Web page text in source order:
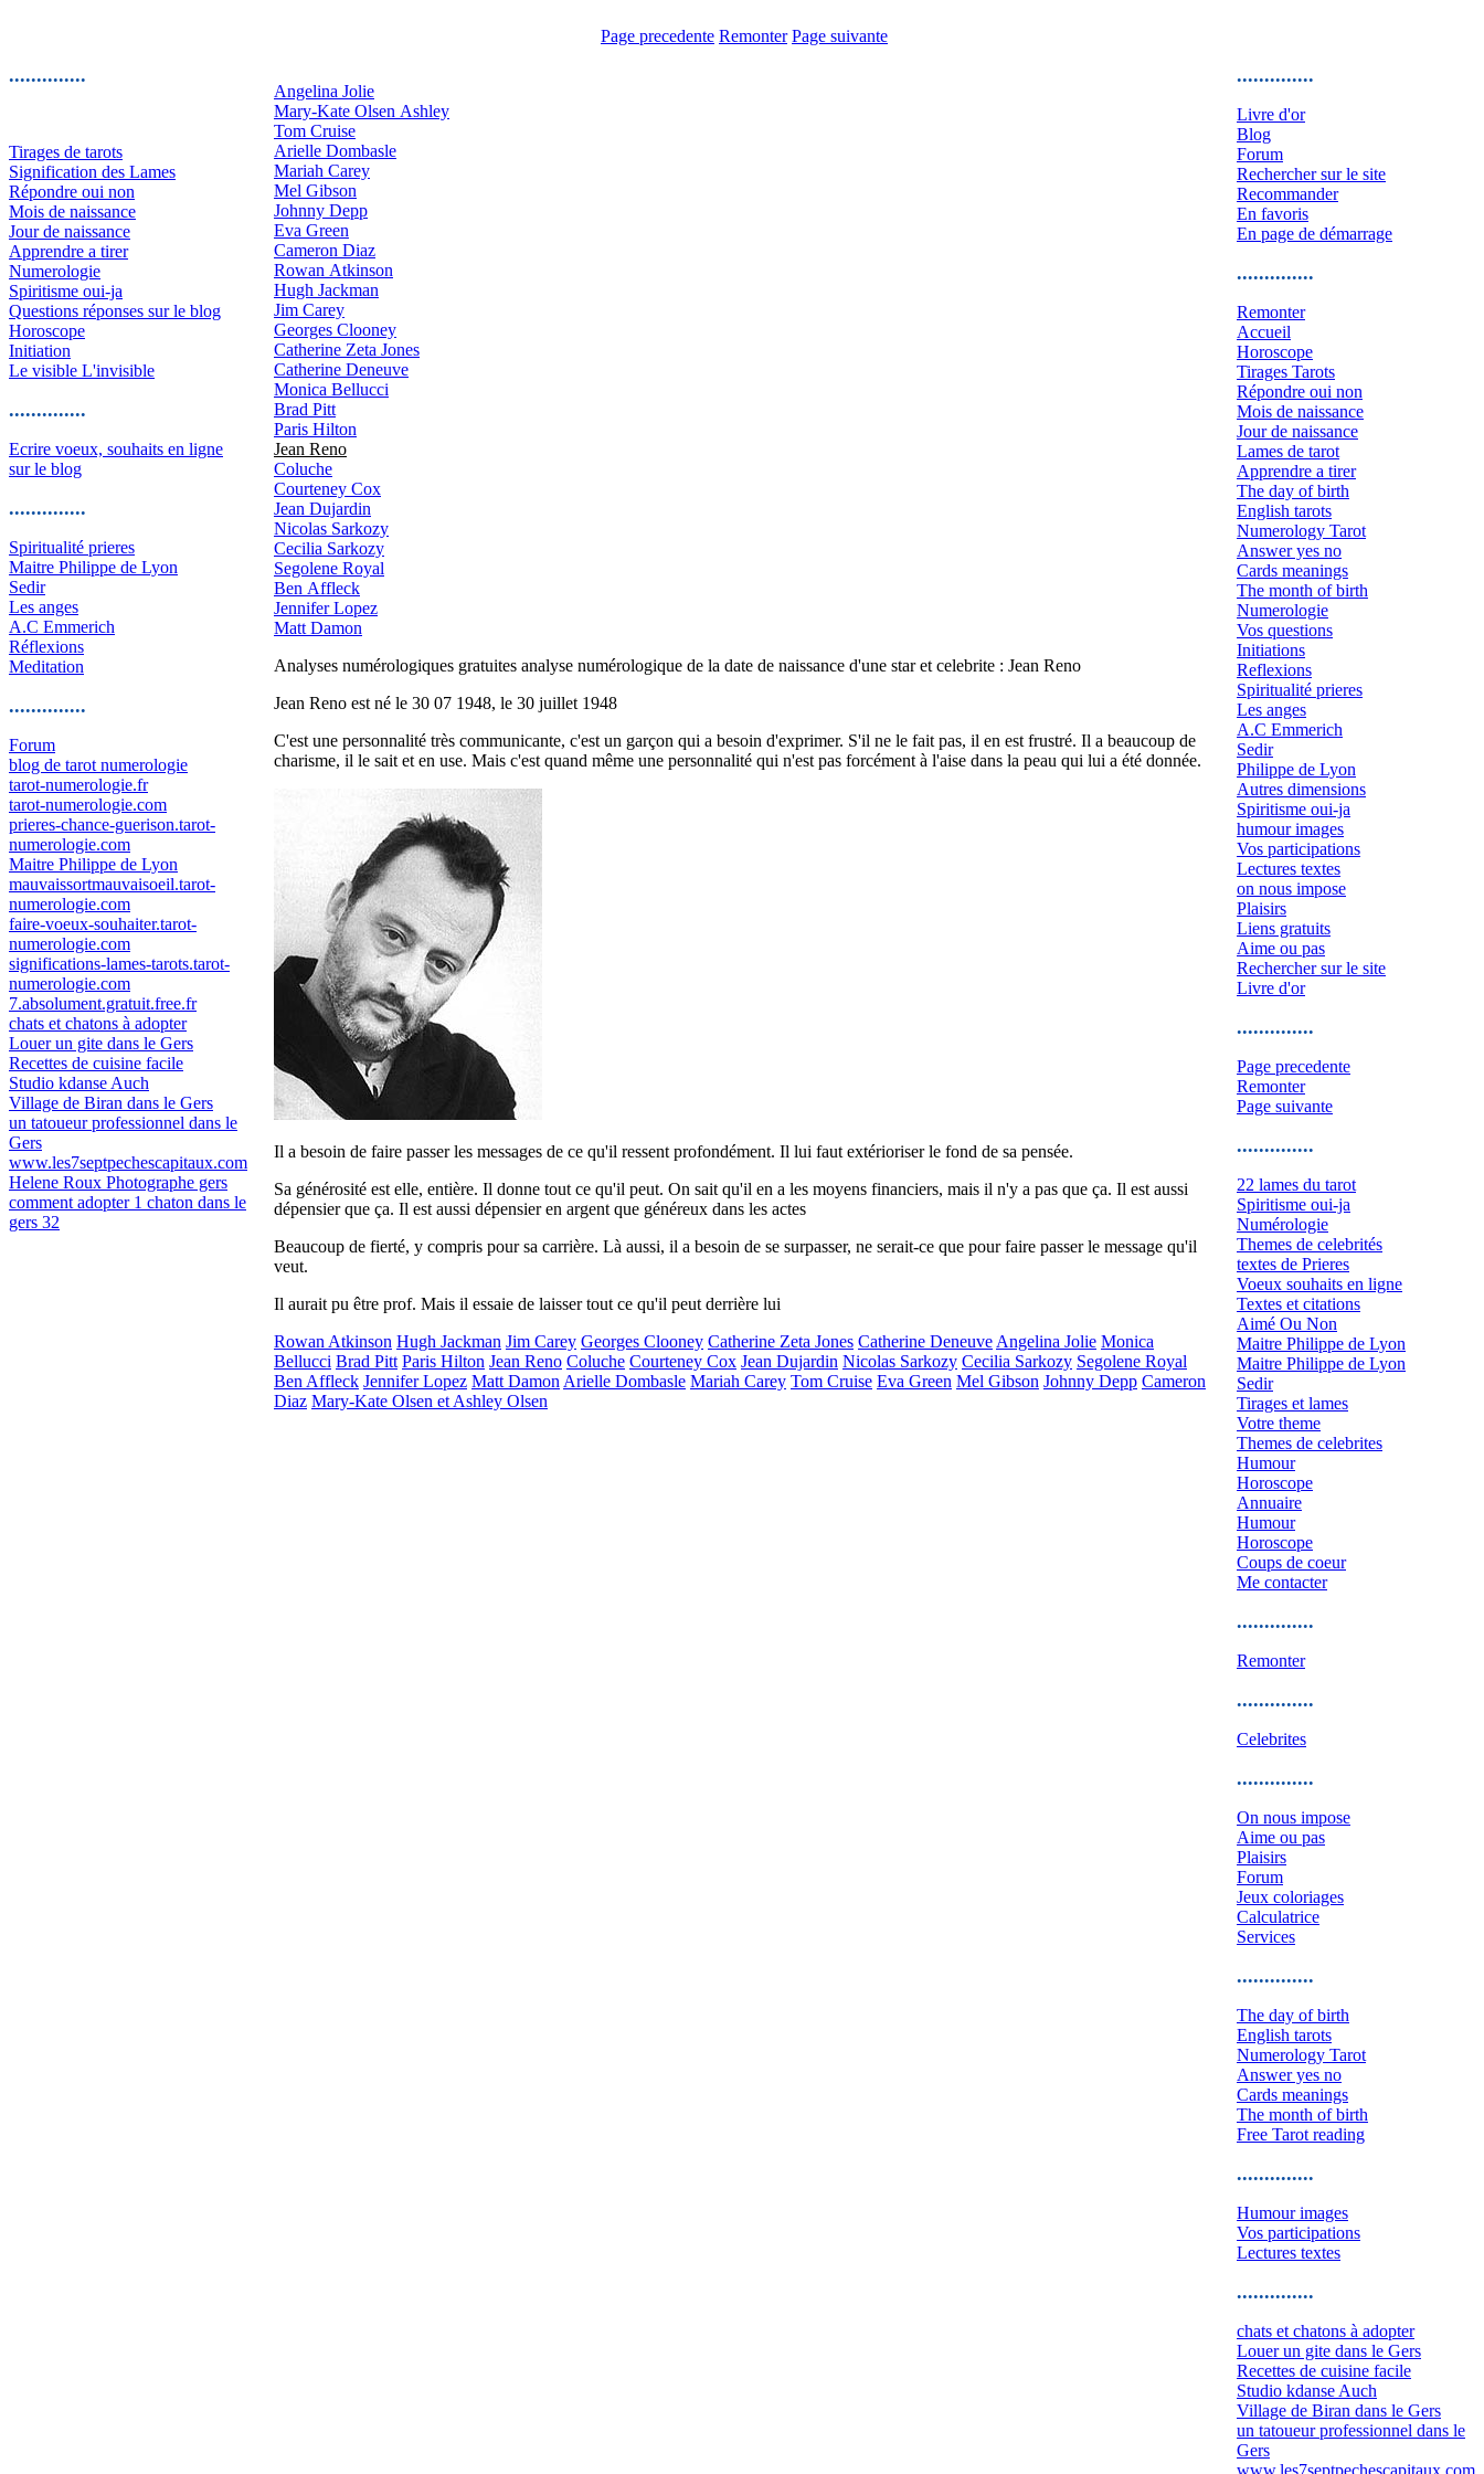
Page precedente Remonter Page suivante
..............
Tirages de tarots
Signification des Lames
Répondre oui non
Mois de naissance
Jour de naissance
Apprendre a tirer
Numerologie
Spiritisme oui-ja
Questions réponses sur le blog
Horoscope
Initiation
Le visible L'invisible
..............
Ecrire voeux, souhaits en ligne
sur le blog
..............
Spiritualité prieres
Maitre Philippe de Lyon
Sedir
Les anges
A.C Emmerich
Réflexions
Meditation
..............
Forum
blog de tarot numerologie
tarot-numerologie.fr
tarot-numerologie.com
prieres-chance-guerison.tarot-
numerologie.com
Maitre Philippe de Lyon
mauvaissortmauvaisoeil.tarot-
numerologie.com
faire-voeux-souhaiter.tarot-
numerologie.com
significations-lames-tarots.tarot-
numerologie.com
7.absolument.gratuit.free.fr
chats et chatons à adopter
Louer un gite dans le Gers
Recettes de cuisine facile
Studio kdanse Auch
Village de Biran dans le Gers
un tatoueur professionnel dans le
Gers
www.les7septpechescapitaux.com
Helene Roux Photographe gers
comment adopter 1 chaton dans le
gers 32
Angelina Jolie
Mary-Kate Olsen Ashley
Tom Cruise
Arielle Dombasle
Mariah Carey
Mel Gibson
Johnny Depp
Eva Green
Cameron Diaz
Rowan Atkinson
Hugh Jackman
Jim Carey
Georges Clooney
Catherine Zeta Jones
Catherine Deneuve
Monica Bellucci
Brad Pitt
Paris Hilton
Jean Reno
Coluche
Courteney Cox
Jean Dujardin
Nicolas Sarkozy
Cecilia Sarkozy
Segolene Royal
Ben Affleck
Jennifer Lopez
Matt Damon
Analyses numérologiques gratuites analyse numérologique de la date de naissance d'une star et celebrite : Jean Reno
Jean Reno est né le 30 07 1948, le 30 juillet 1948
C'est une personnalité très communicante, c'est un garçon qui a besoin d'exprimer. S'il ne le fait pas, il en est frustré. Il a beaucoup de
charisme, il le sait et en use. Mais c'est quand même une personnalité qui n'est pas forcément à l'aise dans la peau qui lui a été donnée.
Il a besoin de faire passer les messages de ce qu'il ressent profondément. Il lui faut extérioriser le fond de sa pensée.
Sa générosité est elle, entière. Il donne tout ce qu'il peut. On sait qu'il en a les moyens financiers, mais il n'y a pas que ça. Il est aussi
dépensier que ça. Il est aussi dépensier en argent que généreux dans les actes
Beaucoup de fierté, y compris pour sa carrière. Là aussi, il a besoin de se surpasser, ne serait-ce que pour faire passer le message qu'il
veut.
Il aurait pu être prof. Mais il essaie de laisser tout ce qu'il peut derrière lui
Rowan Atkinson Hugh Jackman Jim Carey Georges Clooney Catherine Zeta Jones Catherine Deneuve Angelina Jolie Monica
Bellucci Brad Pitt Paris Hilton Jean Reno Coluche Courteney Cox Jean Dujardin Nicolas Sarkozy Cecilia Sarkozy Segolene Royal
Ben Affleck Jennifer Lopez Matt Damon Arielle Dombasle Mariah Carey Tom Cruise Eva Green Mel Gibson Johnny Depp Cameron
Diaz Mary-Kate Olsen et Ashley Olsen
..............
Livre d'or
Blog
Forum
Rechercher sur le site
Recommander
En favoris
En page de démarrage
..............
Remonter
Accueil
Horoscope
Tirages Tarots
Répondre oui non
Mois de naissance
Jour de naissance
Lames de tarot
Apprendre a tirer
The day of birth
English tarots
Numerology Tarot
Answer yes no
Cards meanings
The month of birth
Numerologie
Vos questions
Initiations
Reflexions
Spiritualité prieres
Les anges
A.C Emmerich
Sedir
Philippe de Lyon
Autres dimensions
Spiritisme oui-ja
humour images
Vos participations
Lectures textes
on nous impose
Plaisirs
Liens gratuits
Aime ou pas
Rechercher sur le site
Livre d'or
..............
Page precedente
Remonter
Page suivante
..............
22 lames du tarot
Spiritisme oui-ja
Numérologie
Themes de celebrités
textes de Prieres
Voeux souhaits en ligne
Textes et citations
Aimé Ou Non
Maitre Philippe de Lyon
Maitre Philippe de Lyon
Sedir
Tirages et lames
Votre theme
Themes de celebrites
Humour
Horoscope
Annuaire
Humour
Horoscope
Coups de coeur
Me contacter
..............
Remonter
..............
Celebrites
..............
On nous impose
Aime ou pas
Plaisirs
Forum
Jeux coloriages
Calculatrice
Services
..............
The day of birth
English tarots
Numerology Tarot
Answer yes no
Cards meanings
The month of birth
Free Tarot reading
..............
Humour images
Vos participations
Lectures textes
..............
chats et chatons à adopter
Louer un gite dans le Gers
Recettes de cuisine facile
Studio kdanse Auch
Village de Biran dans le Gers
un tatoueur professionnel dans le
Gers
www.les7septpechescapitaux.com